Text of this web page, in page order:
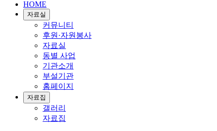
HOME
자료실
커뮤니티
후원·자원봉사
자료실
동별 사업
기관소개
부설기관
홈페이지
자료집
갤러리
자료집